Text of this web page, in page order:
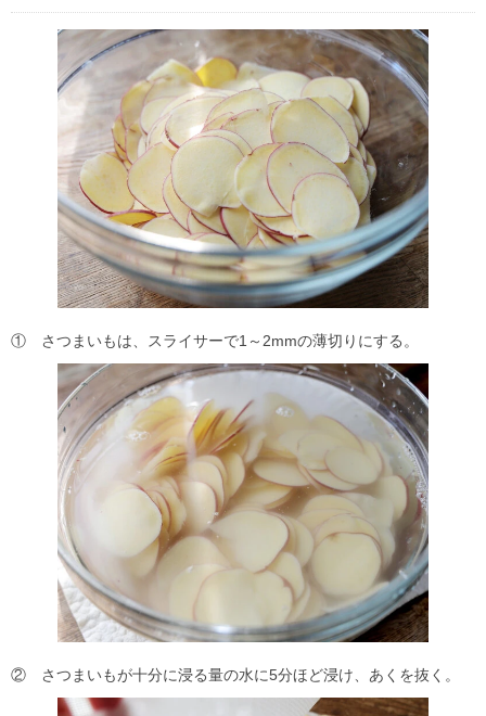
① さつまいもは、スライサーで1～2mmの薄切りにする。
② さつまいもが十分に浸る量の水に5分ほど浸け、あくを抜く。